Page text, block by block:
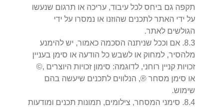
תקפה גם ביחס לכל עיבוד, עריכה או תרגום שנעשו
על ידי האתר לתכנים שהוזנו או נמסרו על ידי
הגולשים לאתר.
8.3
. אם וככל שניתנה הסכמה כאמור, יש להימנע
מלהסיר, למחוק או לשבש כל הודעה או סימן בעניין
זכויות קניין רוחני, לדוגמה: סימון זכויות היוצרים ,©
או סימן מסחר ®, הנלווים לתכנים שיעשה בהם
שימוש.
8.4
. סימני המסחר, צילומים, תמונות תכנים ומודעות